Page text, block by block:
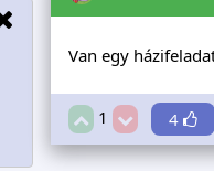
Van egy
1 4